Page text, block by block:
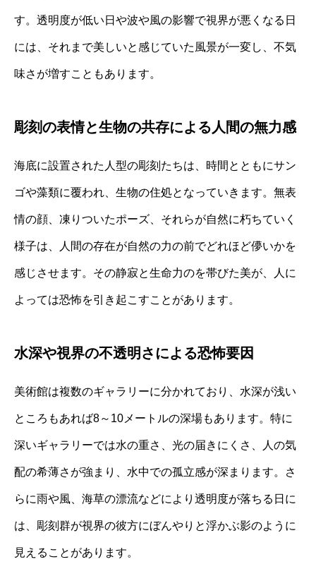
す。透明度が低い日や波や風の影響で視界が悪くなる日
には、それまで美しいと感じていた風景が一変し、不気
味さが増すこともあります。
彫刻の表情と生物の共存による人間の無力感
海底に設置された人型の彫刻たちは、時間とともにサン
ゴや藻類に覆われ、生物の住処となっていきます。無表
情の顔、凍りついたポーズ、それらが自然に朽ちていく
様子は、人間の存在が自然の力の前でどれほど儚いかを
感じさせます。その静寂と生命力のを帯びた美が、人に
よっては恐怖を引き起こすことがあります。
水深や視界の不透明さによる恐怖要因
美術館は複数のギャラリーに分かれており、水深が浅い
ところもあれば8～10メートルの深場もあります。特に
深いギャラリーでは水の重さ、光の届きにくさ、人の気
配の希薄さが強まり、水中での孤立感が深まります。さ
らに雨や風、海草の漂流などにより透明度が落ちる日に
は、彫刻群が視界の彼方にぼんやりと浮かぶ影のように
見えることがあります。